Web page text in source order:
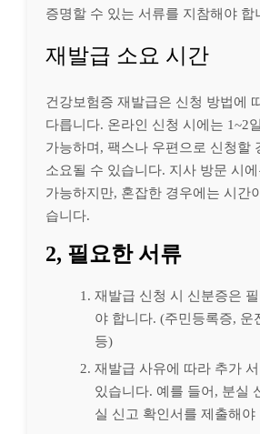
증명할 수 있는 서류를 지참해야 합
재발급 소요 시간
건강보험증 재발급은 신청 방법에
다릅니다. 온라인 신청 시에는 1~2
가능하며, 팩스나 우편으로 신청할
소요될 수 있습니다. 지사 방문 시에
가능하지만, 혼잡한 경우에는 시간
습니다.
2, 필요한 서류
재발급 신청 시 신분증은
야 합니다. (주민등록증, 운
등)
재발급 사유에 따라 추가
있습니다. 예를 들어, 분실
실 신고 확인서를 제출해야